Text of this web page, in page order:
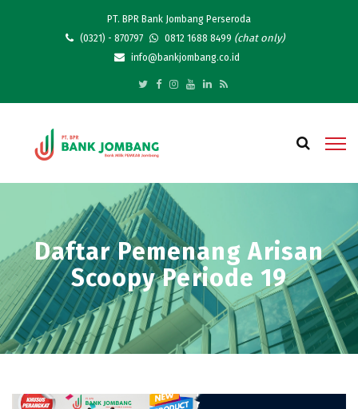
PT. BPR Bank Jombang Perseroda
(0321) - 870797
0812 1688 8499 (chat only)
info@bankjombang.co.id
Daftar Pemenang Arisan
Scoopy Periode 19